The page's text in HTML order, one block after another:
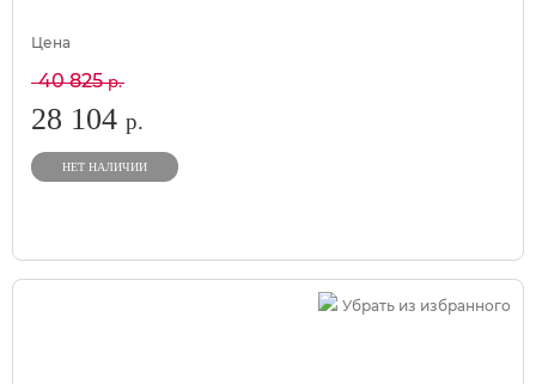
Цена
40 825р.
28 104 р.
НЕТ НАЛИЧИИ
Убрать из избранного